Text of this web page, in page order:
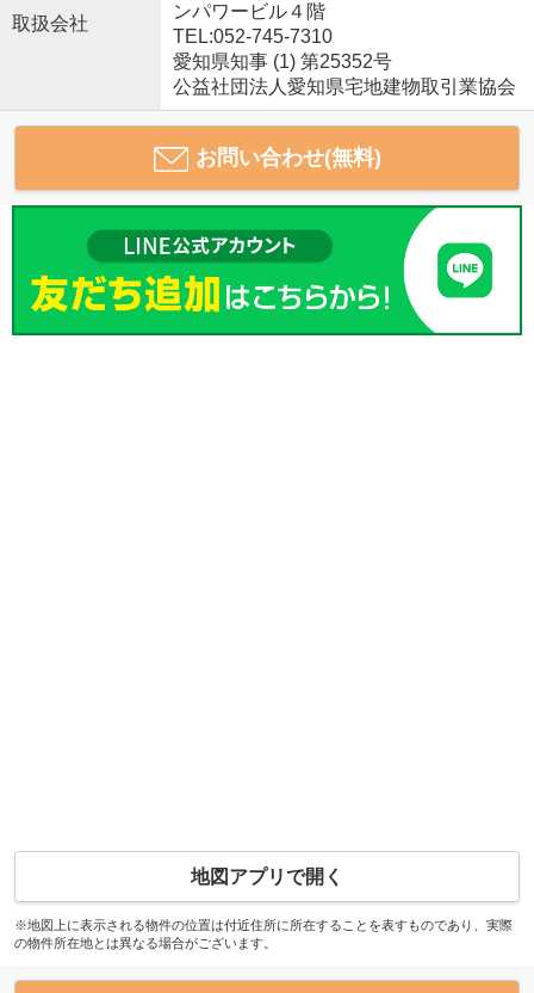
取扱会社
ンパワービル４階
TEL:052-745-7310
愛知県知事 (1) 第25352号
公益社団法人愛知県宅地建物取引業協会
お問い合わせ(無料)
地図アプリで開く
※地図上に表示される物件の位置は付近住所に所在することを表すものであり、実際
の物件所在地とは異なる場合がございます。